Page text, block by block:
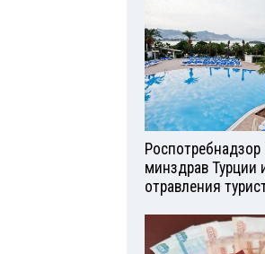
минздрав Турции
отравления